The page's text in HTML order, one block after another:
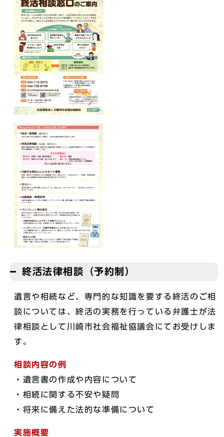
終活法律相談（予約制）
遺言や相続など、専門的な知識を要する終活のご相
談については、終活の実務を行っている弁護士が法
律相談として川崎市社会福祉協議会にてお受けしま
す。
相談内容の例
・遺言書の作成や内容について
・相続に関する不安や疑問
・将来に備えた法的な準備について
実施概要